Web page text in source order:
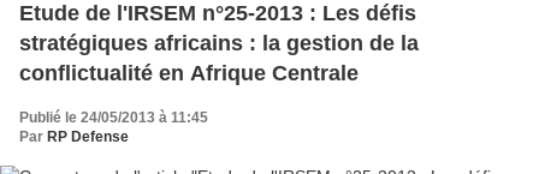
Etude de l'IRSEM n°25-2013 : Les défis
stratégiques africains : la gestion de la
conflictualité en Afrique Centrale
Publié le 24/05/2013 à 11:45
Par RP Defense